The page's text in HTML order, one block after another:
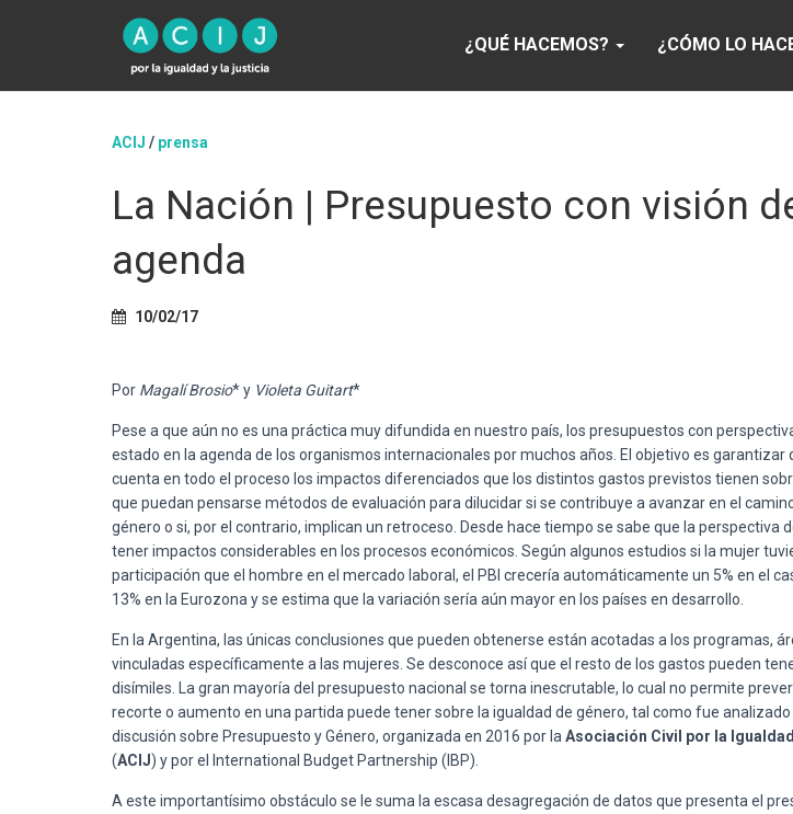
¿QUÉ HACEMOS? ¿CÓMO LO
ACIJ / prensa
La Nación | Presupuesto con visión
agenda
10/02/17
Por Magalí Brosio* y Violeta Guitart*
Pese a que aún no es una práctica muy difundida en nuestro país, los presupuestos con
estado en la agenda de los organismos internacionales por muchos años. El objetivo es garantizar
cuenta en todo el proceso los impactos diferenciados que los distintos gastos previstos tienen
que puedan pensarse métodos de evaluación para dilucidar si se contribuye a avanzar en el
género o si, por el contrario, implican un retroceso. Desde hace tiempo se sabe que la perspectiva
tener impactos considerables en los procesos económicos. Según algunos estudios si la mujer
participación que el hombre en el mercado laboral, el PBI crecería automáticamente un 5% en el
13% en la Eurozona y se estima que la variación sería aún mayor en los países en desarrollo.
En la Argentina, las únicas conclusiones que pueden obtenerse están acotadas a los programas,
vinculadas específicamente a las mujeres. Se desconoce así que el resto de los gastos pueden
disímiles. La gran mayoría del presupuesto nacional se torna inescrutable, lo cual no permite
recorte o aumento en una partida puede tener sobre la igualdad de género, tal como fue
discusión sobre Presupuesto y Género, organizada en 2016 por la Asociación Civil por la
(ACIJ) y por el International Budget Partnership (IBP).
A este importantísimo obstáculo se le suma la escasa desagregación de datos que presenta el